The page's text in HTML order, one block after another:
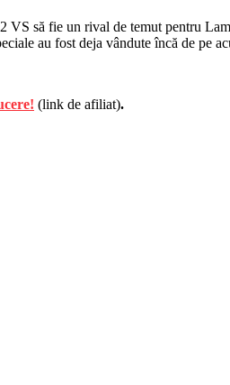
VS să fie un rival de temut pentru
au fost deja vândute încă de pe
(link de afiliat).